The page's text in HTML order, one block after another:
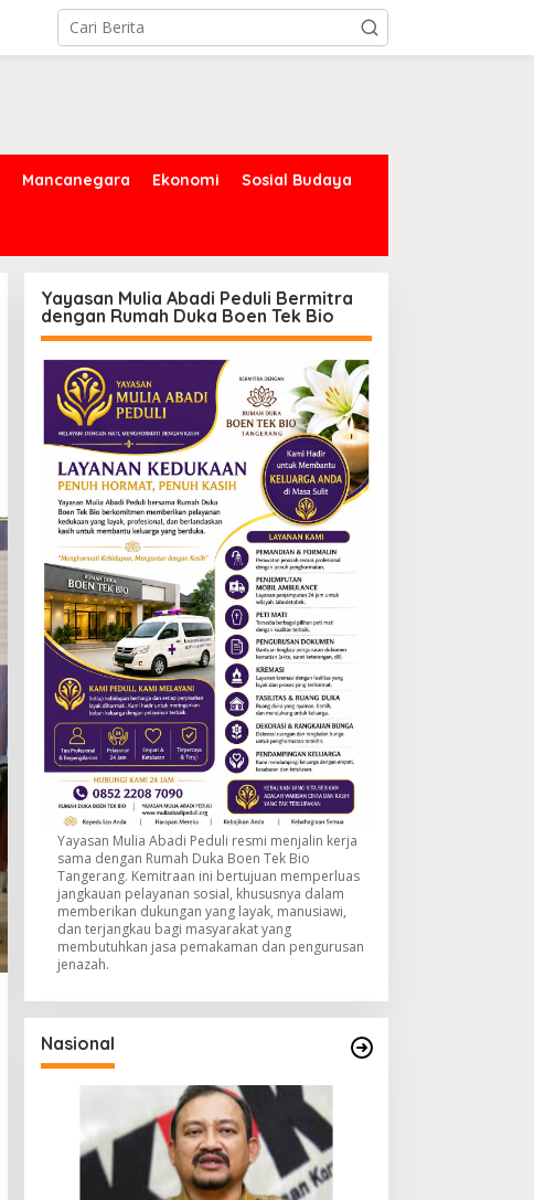
Mancanegara Ekonomi Sosial Budaya
Yayasan Mulia Abadi Peduli Bermitra
dengan Rumah Duka Boen Tek Bio
Yayasan Mulia Abadi Peduli resmi menjalin kerja
sama dengan Rumah Duka Boen Tek Bio
Tangerang. Kemitraan ini bertujuan memperluas
jangkauan pelayanan sosial, khususnya dalam
memberikan dukungan yang layak, manusiawi,
dan terjangkau bagi masyarakat yang
membutuhkan jasa pemakaman dan pengurusan
jenazah.
Nasional